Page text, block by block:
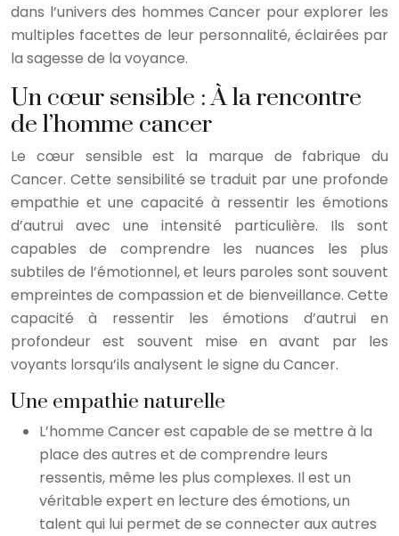
dans l’univers des hommes Cancer pour explorer les
multiples facettes de leur personnalité, éclairées par
la sagesse de la voyance.
Un cœur sensible : À la rencontre
de l’homme cancer
Le cœur sensible est la marque de fabrique du
Cancer. Cette sensibilité se traduit par une profonde
empathie et une capacité à ressentir les émotions
d’autrui avec une intensité particulière. Ils sont
capables de comprendre les nuances les plus
subtiles de l’émotionnel, et leurs paroles sont souvent
empreintes de compassion et de bienveillance. Cette
capacité à ressentir les émotions d’autrui en
profondeur est souvent mise en avant par les
voyants lorsqu’ils analysent le signe du Cancer.
Une empathie naturelle
L’homme Cancer est capable de se mettre à la
place des autres et de comprendre leurs
ressentis, même les plus complexes. Il est un
véritable expert en lecture des émotions, un
talent qui lui permet de se connecter aux autres